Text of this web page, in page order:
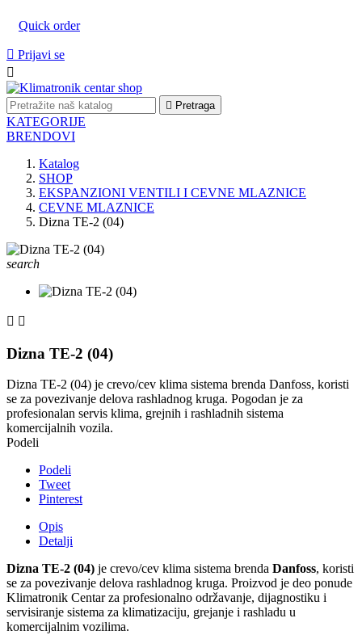
Quick order
 Prijavi se

 Pretraga
KATEGORIJE
BRENDOVI
Katalog
SHOP
EKSPANZIONI VENTILI I CEVNE MLAZNICE
CEVNE MLAZNICE
Dizna TE-2 (04)
search
 
Dizna TE-2 (04)
Dizna TE-2 (04) je crevo/cev klima sistema brenda Danfoss, koristi
se za povezivanje delova rashladnog kruga. Pogodan je za
profesionalan servis klima, grejnih i rashladnih sistema
komercijalnih vozila.
Podeli
Podeli
Tweet
Pinterest
Opis
Detalji
Dizna TE-2 (04) je crevo/cev klima sistema brenda Danfoss, koristi
se za povezivanje delova rashladnog kruga. Proizvod je deo ponude
Klimatronik Centar za profesionalno održavanje, dijagnostiku i
servisiranje sistema za klimatizaciju, grejanje i rashladu u
komercijalnim vozilima.